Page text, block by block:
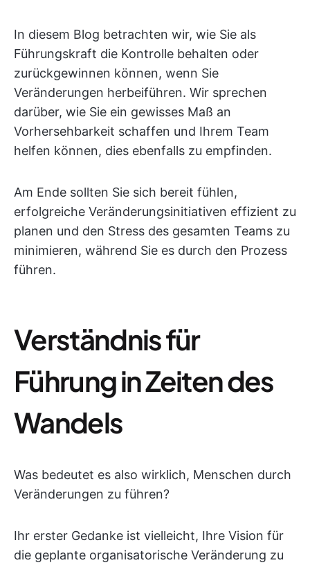
In diesem Blog betrachten wir, wie Sie als
Führungskraft die Kontrolle behalten oder
zurückgewinnen können, wenn Sie
Veränderungen herbeiführen. Wir sprechen
darüber, wie Sie ein gewisses Maß an
Vorhersehbarkeit schaffen und Ihrem Team
helfen können, dies ebenfalls zu empfinden.
Am Ende sollten Sie sich bereit fühlen,
erfolgreiche Veränderungsinitiativen effizient zu
planen und den Stress des gesamten Teams zu
minimieren, während Sie es durch den Prozess
führen.
Verständnis für
Führung in Zeiten des
Wandels
Was bedeutet es also wirklich, Menschen durch
Veränderungen zu führen?
Ihr erster Gedanke ist vielleicht, Ihre Vision für
die geplante organisatorische Veränderung zu